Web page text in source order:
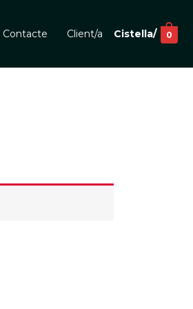
Contacte Client/a Cistella/ 0